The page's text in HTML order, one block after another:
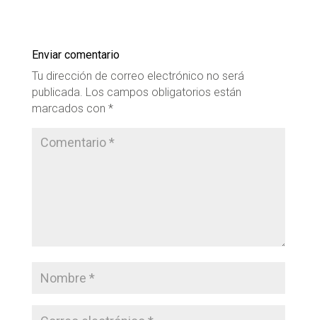
Enviar comentario
Tu dirección de correo electrónico no será
publicada. Los campos obligatorios están
marcados con *